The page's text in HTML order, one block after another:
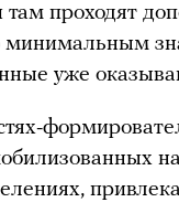
там проходят
минимальным
уже